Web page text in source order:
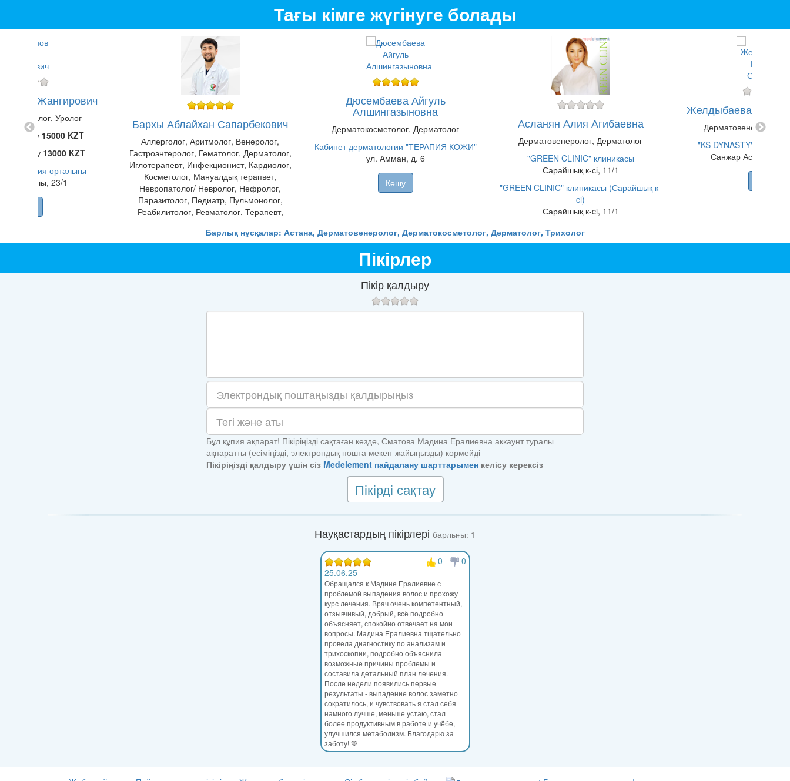
Тағы кімге жүгінуге болады
Ануар Жангирович
Онколог, Уролог
15000 KZT
қабылдау 13000 KZT
урология орталығы
д-лы, 23/1
Бархы Аблайхан Сапарбекович
Аллерголог, Аритмолог, Венеролог,
Гастроэнтеролог, Гематолог, Дерматолог,
Иглотерапевт, Инфекционист, Кардиолог,
Косметолог, Мануалдық терапвет,
Невропатолог/ Невролог, Нефролог,
Паразитолог, Педиатр, Пульмонолог,
Реабилитолог, Ревматолог, Терапевт,
"Эмирмед" Денсаулық Сақтау Ғылыми-
Дюсембаева Айгуль
Алшингазыновна
Дерматокосметолог, Дерматолог
Кабинет дерматологии "ТЕРАПИЯ КОЖИ"
ул. Амман, д. 6
Көшу
Асланян Алия Агибаевна
Дерматовенеролог, Дерматолог
"GREEN CLINIC" клиникасы
Сарайшық к-сі, 11/1
"GREEN CLINIC" клиникасы (Сарайшық к-
ci)
Сарайшық к-ci, 11/1
Көшу
Желдыбаева
Дерматовенеролог,
"KS DYNASTY"
Санжар
Барлық нұсқалар: Астана, Дерматовенеролог, Дерматокосметолог, Дерматолог, Трихолог
Пікірлер
Пікір қалдыру
Бұл құпия ақпарат! Пікіріңізді сақтаған кезде, Сматова Мадина Ералиевна аккаунт туралы
ақпаратты (есіміңізді, электрондық пошта мекен-жайыңызды) көрмейді
Пікіріңізді қалдыру үшін сіз Medelement пайдалану шарттарымен келісу керексіз
Пікірді сақтау
Науқастардың пікірлері барлығы: 1
0 -
0
25.06.25
Обращался к Мадине Ералиевне с
проблемой выпадения волос и прохожу
курс лечения. Врач очень компетентный,
отзывчивый, добрый, всё подробно
объясняет, спокойно отвечает на мои
вопросы. Мадина Ералиевна тщательно
провела диагностику по анализам и
трихоскопии, подробно объяснила
возможные причины проблемы и
составила детальный план лечения.
После недели появились первые
результаты - выпадение волос заметно
сократилось, и чувствовать я стал себя
намного лучше, меньше устаю, стал
более продуктивным в работе и учёбе,
улучшился метаболизм. Благодарю за
заботу! 💚